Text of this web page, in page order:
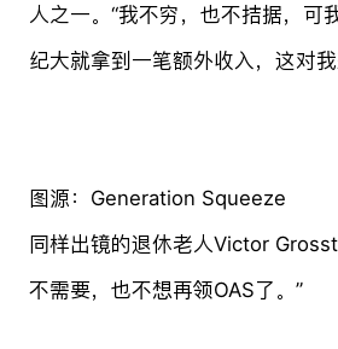
人之一。“我不穷，也不拮据，可
纪大就拿到一笔额外收入，这对
图源：Generation Squeeze
同样出镜的退休老人Victor
不需要，也不想再领OAS了。”